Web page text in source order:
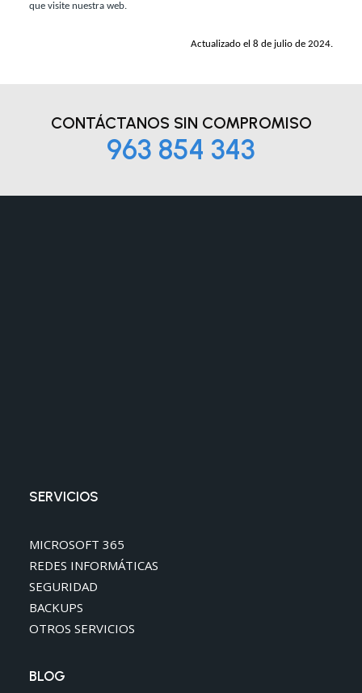
que visite nuestra web.
Actualizado el 8 de julio de 2024.
CONTÁCTANOS SIN COMPROMISO
963 854 343
SERVICIOS
MICROSOFT 365
REDES INFORMÁTICAS
SEGURIDAD
BACKUPS
OTROS SERVICIOS
BLOG